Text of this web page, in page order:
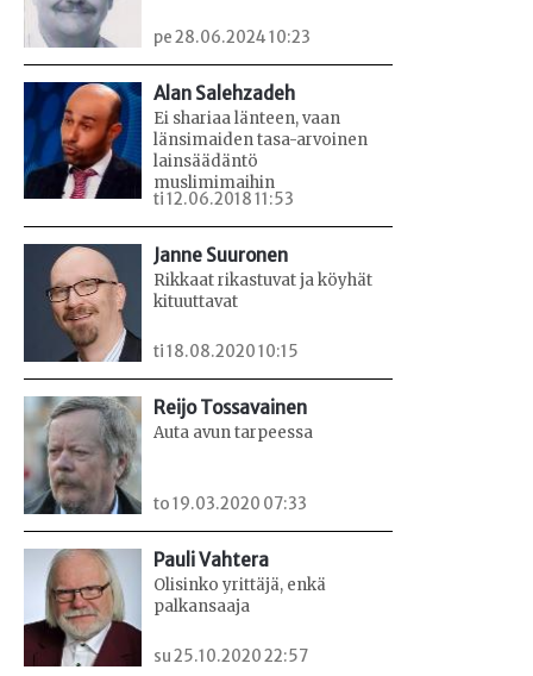
pe 28.06.2024 10:23
Alan Salehzadeh
Ei shariaa länteen, vaan
länsimaiden tasa-arvoinen
lainsäädäntö
muslimimaihin
ti 12.06.2018 11:53
Janne Suuronen
Rikkaat rikastuvat ja köyhät
kituuttavat
ti 18.08.2020 10:15
Reijo Tossavainen
Auta avun tarpeessa
to 19.03.2020 07:33
Pauli Vahtera
Olisinko yrittäjä, enkä
palkansaaja
su 25.10.2020 22:57